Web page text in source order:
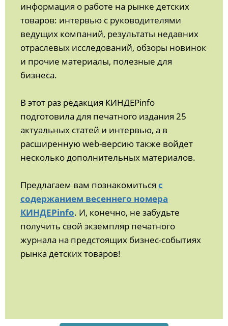
информация о работе на рынке детских
товаров: интервью с руководителями
ведущих компаний, результаты недавних
отраслевых исследований, обзоры новинок
и прочие материалы, полезные для
бизнеса.
В этот раз редакция КИНДЕРinfo
подготовила для печатного издания 25
актуальных статей и интервью, а в
расширенную web-версию также войдет
несколько дополнительных материалов.
Предлагаем вам познакомиться с
содержанием весеннего номера
КИНДЕРinfo. И, конечно, не забудьте
получить свой экземпляр печатного
журнала на предстоящих бизнес-событиях
рынка детских товаров!